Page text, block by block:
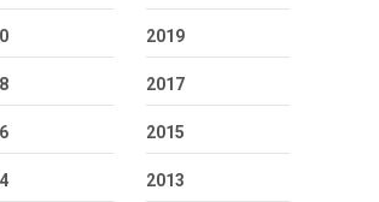
2019
2017
2015
2013